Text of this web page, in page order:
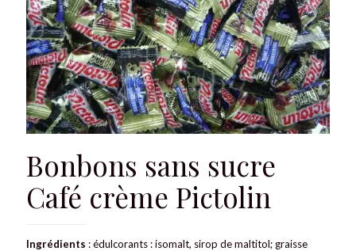
Bonbons sans sucre
Café crème Pictolin
Ingrédients : édulcorants : isomalt, sirop de maltitol; graisse